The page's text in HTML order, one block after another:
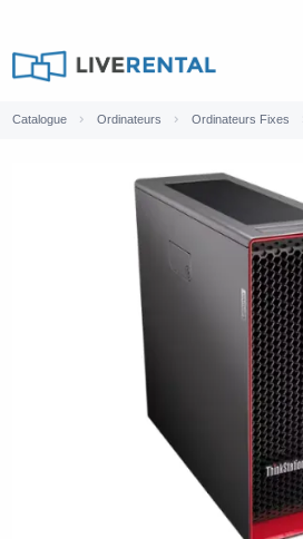
Catalogue Ordinateurs Ordinateurs Fixes